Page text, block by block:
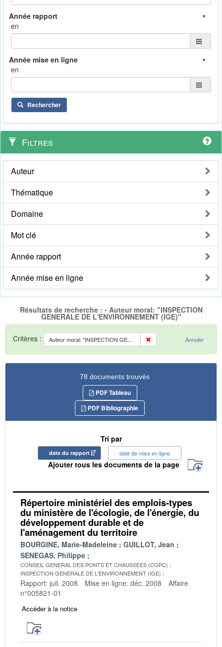
en
en
Rechercher
Filtres
Auteur
Thématique
Domaine
Mot clé
Année rapport
Année mise en ligne
Résultats de recherche : - Auteur moral: "INSPECTION
GENERALE DE L'ENVIRONNEMENT (IGE)"
Critères : Auteur moral: "INSPECTION GENERALE DE L'ENVIRONNEMENT (IGE)" Annuler
78 documents trouvés
PDF Tableau
PDF Bibliographie
Tri par
date du rapport date de mise en ligne
Ajouter tous les documents de la page
Répertoire ministériel des emplois-types
du ministère de l'écologie, de l'énergie, du
développement durable et de
l'aménagement du territoire
BOURGINE, Marie-Madeleine
GUILLOT, Jean
SENEGAS, Philippe
CONSEIL GENERAL DES PONTS ET CHAUSSEES (CGPC)
INSPECTION GENERALE DE L'ENVIRONNEMENT (IGE)
Rapport: juil. 2008 Mise en ligne: déc. 2008
Affaire
n°005821-01
Accéder à la notice